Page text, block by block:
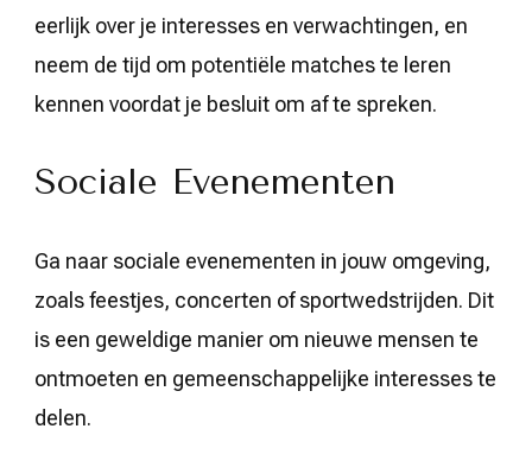
eerlijk over je interesses en verwachtingen, en
neem de tijd om potentiële matches te leren
kennen voordat je besluit om af te spreken.
Sociale Evenementen
Ga naar sociale evenementen in jouw omgeving,
zoals feestjes, concerten of sportwedstrijden. Dit
is een geweldige manier om nieuwe mensen te
ontmoeten en gemeenschappelijke interesses te
delen.